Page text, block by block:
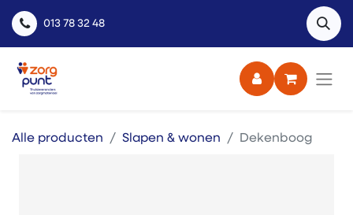
013 78 32 48
Alle producten Slapen & wonen Dekenboog